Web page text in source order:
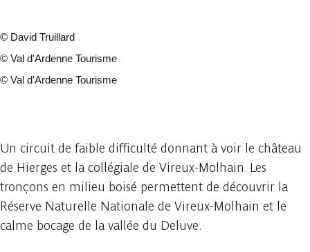
© David Truillard
© Val d'Ardenne Tourisme
© Val d'Ardenne Tourisme
Un circuit de faible difficulté donnant à voir le château
de Hierges et la collégiale de Vireux-Molhain. Les
tronçons en milieu boisé permettent de découvrir la
Réserve Naturelle Nationale de Vireux-Molhain et le
calme bocage de la vallée du Deluve.